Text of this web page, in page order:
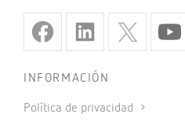
INFORMACIÓN
Política de privacidad